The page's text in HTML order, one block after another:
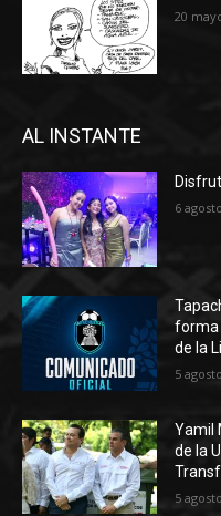
20
AL INSTANTE
6
forma
de la
5
Yamil
de la
5